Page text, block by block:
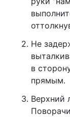
Не
в
прямым.
Верхний